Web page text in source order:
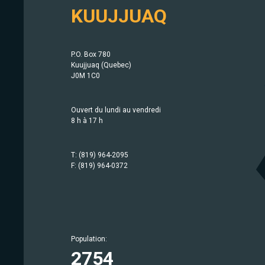
Population:
633
Population:
209
Population:
1757
414
Population:
942
Population:
750
Population:
567
KUUJJUAQ
P.O. Box 780
Kuujjuaq (Quebec)
J0M 1C0
Ouvert du lundi au vendredi
8 h à 17 h
T: (819) 964-2095
F: (819) 964-0372
Population:
2754
Population:
686
Population:
1779
Population:
403
Population:
1483
Population:
369
Population:
442